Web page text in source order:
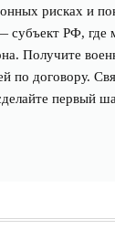
рисках и
субъект РФ, где
Получите
по договору.
первый